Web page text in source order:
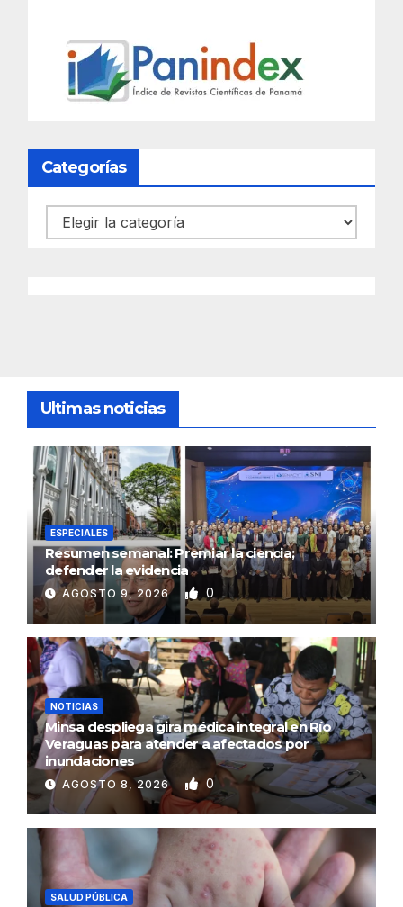
Categorías
Categorías
Ultimas noticias
ESPECIALES
Resumen semanal: Premiar la ciencia;
defender la evidencia
AGOSTO 9, 2026 0
NOTICIAS
Minsa despliega gira médica integral en Río
Veraguas para atender a afectados por
inundaciones
AGOSTO 8, 2026 0
SALUD PÚBLICA